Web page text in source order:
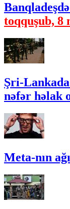
toqquşub, 8
Şri-Lankada
nəfər həlak
Meta-nın